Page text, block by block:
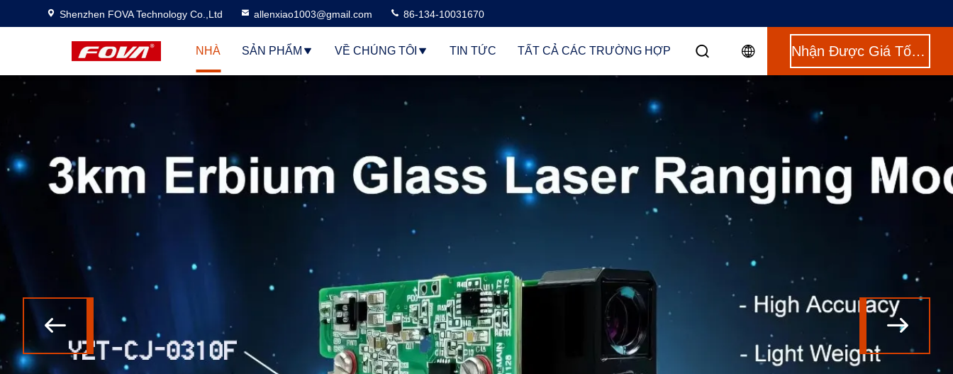
Shenzhen FOVA Technology Co.,Ltd allenxiao1003@gmail.com 86-134-10031670
NHÀ SẢN PHẨM VỀ CHÚNG TÔI TIN TỨC TẤT CẢ CÁC TRƯỜNG HỢP Nhận Được Giá Tốt Nhất